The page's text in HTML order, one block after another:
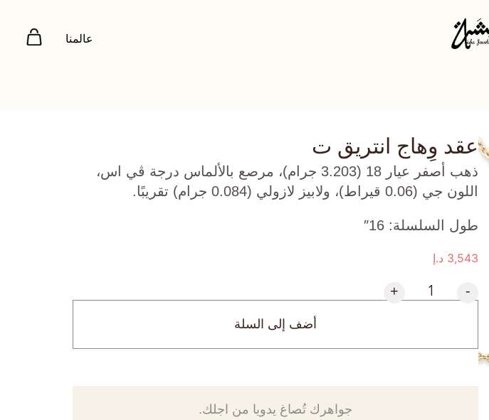
عالمنا
عقد وِهاج انتريق ت
ذهب أصفر عيار 18 (3.203 جرام)، مرصع بالألماس درجة ڤي اس،
اللون جي (0.06 قيراط)، ولابيز لازولي (0.084 جرام) تقريبًا.
طول السلسلة: 16″
3,543 د.إ
-
+
أضف إلى السلة
جواهرك تُصاغ يدويا من اجلك.